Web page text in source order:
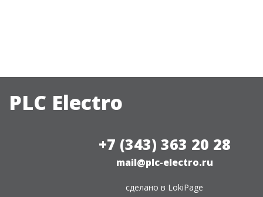
PLC Electro
+7 (343) 363 20 28
mail@plc-electro.ru
сделано в LokiPage